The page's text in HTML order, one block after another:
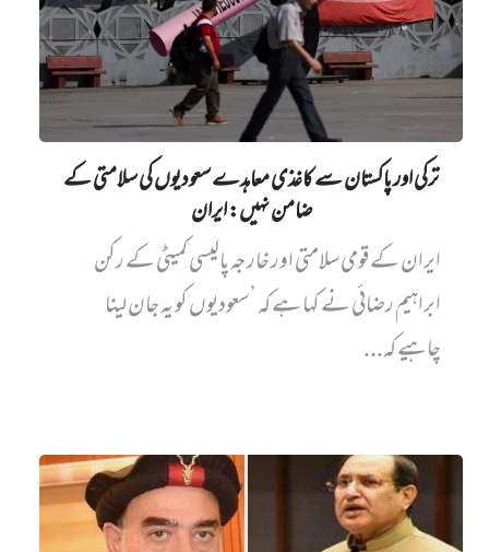
ترکی اور پاکستان سے کاغذی معاہدے سعودیوں کی سلامتی کے
ضامن نہیں‌: ایران
ایران کے قومی سلامتی اور خارجہ پالیسی کمیٹی کے رکن
ابراہیم رضائی نے کہا ہے کہ ’سعودیوں کو یہ جان لینا
چاہیے کہ...